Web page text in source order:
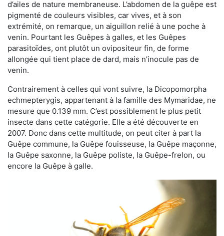
d’ailes de nature membraneuse. L’abdomen de la guêpe est
pigmenté de couleurs visibles, car vives, et à son
extrémité, on remarque, un aiguillon relié à une poche à
venin. Pourtant les Guêpes à galles, et les Guêpes
parasitoïdes, ont plutôt un ovipositeur fin, de forme
allongée qui tient place de dard, mais n’inocule pas de
venin.
Contrairement à celles qui vont suivre, la Dicopomorpha
echmepterygis, appartenant à la famille des Mymaridae, ne
mesure que 0.139 mm. C’est possiblement le plus petit
insecte dans cette catégorie. Elle a été découverte en
2007. Donc dans cette multitude, on peut citer à part la
Guêpe commune, la Guêpe fouisseuse, la Guêpe maçonne,
la Guêpe saxonne, la Guêpe poliste, la Guêpe-frelon, ou
encore la Guêpe à galle.